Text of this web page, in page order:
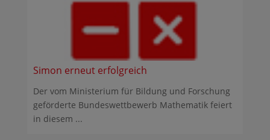
Simon erneut erfolgreich
Der vom Ministerium für Bildung und Forschung
geförderte Bundeswettbewerb Mathematik feiert
in diesem ...